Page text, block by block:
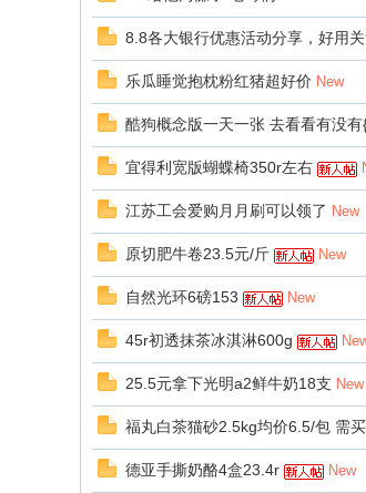
8.8各大银行优惠活动分享，好用
乐瓜睡觉抱枕粉红猪超好价 New
酷狗概念版一天一张 去看看有没有
宜得利宽版蝴蝶椅350r左右
江苏工会爱购月月刷可以领了 New
原切肥牛卷23.5元/斤 New
自然光环6磅153 New
45r初透抹茶冰淇淋600g
25.5元拿下光明a2鲜牛奶18支 New
福丸白茶猫砂2.5kg均价6.5/包 需
德亚手撕奶酪4盒23.4r New